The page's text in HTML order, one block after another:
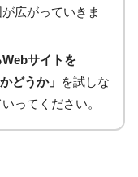
広がっていきま
Webサイトを
どうか」 を試しな
ってください。